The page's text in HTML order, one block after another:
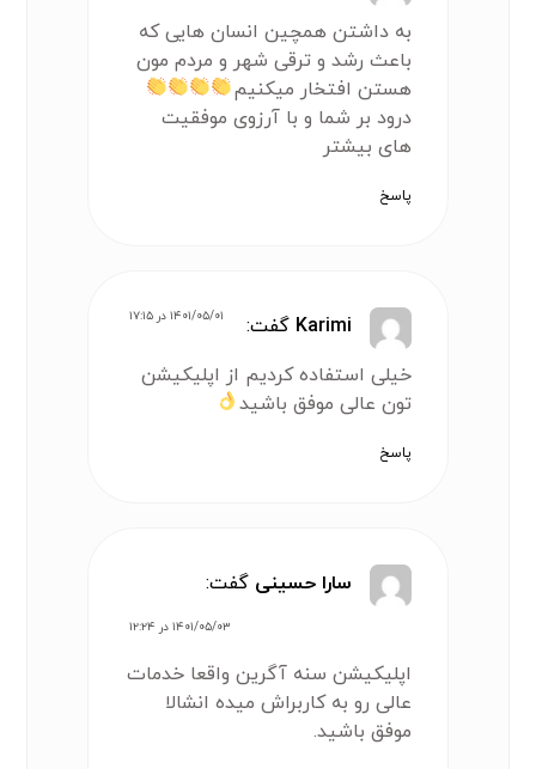
به داشتن همچین انسان هایی که
باعث رشد و ترقی شهر و مردم مون
هستن افتخار میکنیم
درود بر شما و با آرزوی موفقیت
های بیشتر
پاسخ
Karimi گفت: ۱۴۰۱/۰۵/۰۱ در ۱۷:۱۵
خیلی استفاده کردیم از اپلیکیشن
تون عالی موفق باشید
پاسخ
سارا حسینی گفت:
۱۴۰۱/۰۵/۰۳ در ۱۲:۲۴
اپلیکیشن سنه آگرین واقعا خدمات
عالی رو به کاربراش میده انشالا
موفق باشید.